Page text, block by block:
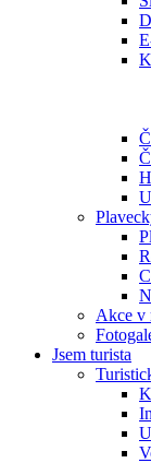
Akce v
Jsem turista